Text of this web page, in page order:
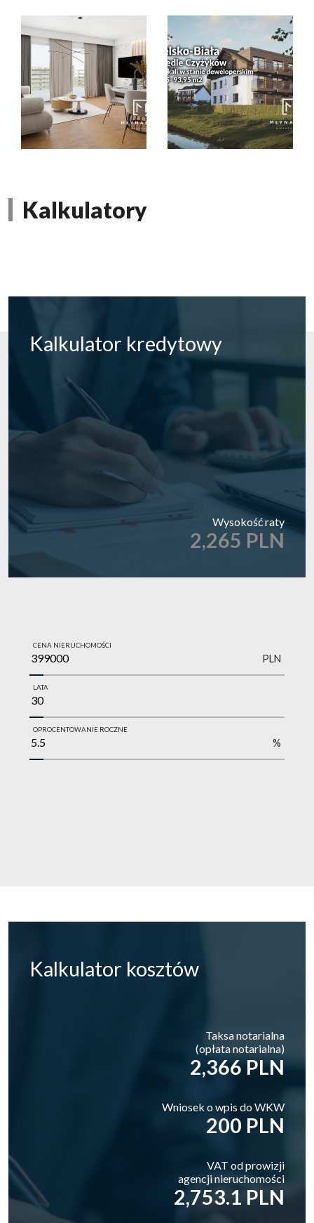
Kalkulatory
Kalkulator kredytowy
Wysokość raty
2,265 PLN
CENA NIERUCHOMOŚCI
PLN
LATA
OPROCENTOWANIE ROCZNE
%
Kalkulator kosztów
Taksa notarialna
(opłata notarialna)
2,366 PLN
Wniosek o wpis do WKW
200 PLN
VAT od prowizji
agencji nieruchomości
2,753.1 PLN